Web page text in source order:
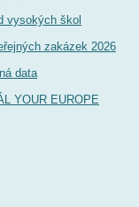
vysokých škol
zakázek 2026
data
YOUR EUROPE